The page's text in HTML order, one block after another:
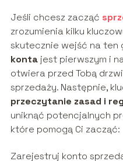
Jeśli chcesz zacząć
zrozumienia kilku
skutecznie wejść na ten
kontajest pierwszym i
otwiera przed Tobą
sprzedaży. Następnie,
przeczytanie zasad i
uniknąć potencjalnych
które pomogą Ci zacząć:
Zarejestruj konto